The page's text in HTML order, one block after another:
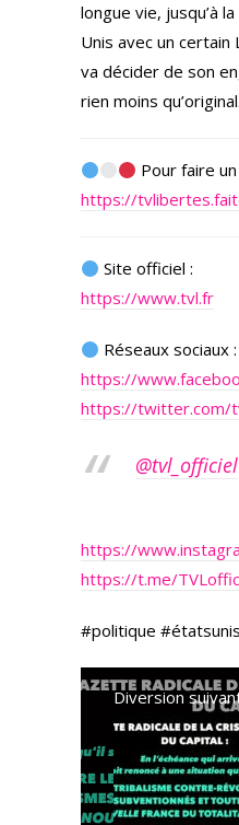
longue vie, jusqu’à
Unis avec un certain
va décider de son
rien moins
Pour faire
https://
Site officiel :
https://www.tvl.fr
Réseaux sociaux :
https://
https://twitter.com/
@tvl_officiel
https://
https://t.me/
#politique
Diversion